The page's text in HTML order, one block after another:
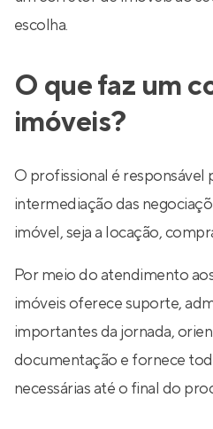
escolha.
O que faz um
imóveis?
O profissional é responsável
intermediação das
imóvel, seja a locação,
Por meio do atendimento
imóveis oferece suporte,
importantes da jornada,
documentação e fornece
necessárias até o final do